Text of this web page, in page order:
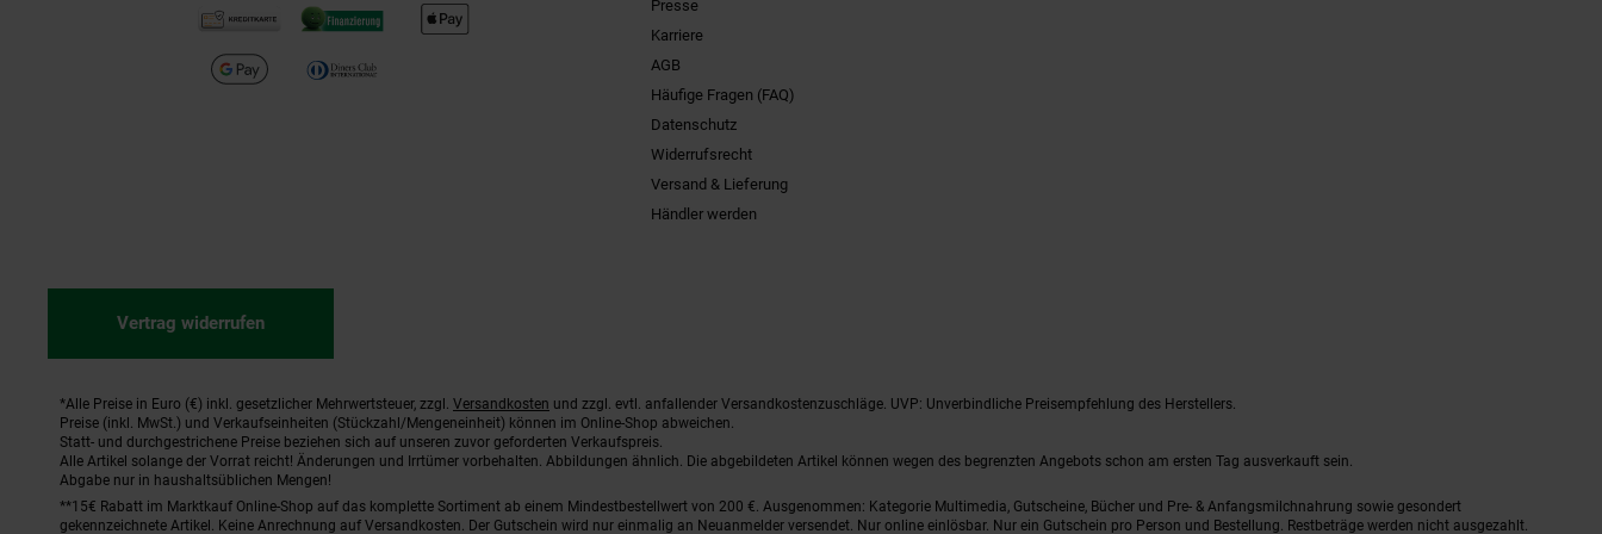
Presse
Karriere
AGB
Häufige Fragen (FAQ)
Datenschutz
Widerrufsrecht
Versand & Lieferung
Händler werden
Vertrag widerrufen
Fußnoten
*Alle Preise in Euro (€) inkl. gesetzlicher Mehrwertsteuer, zzgl. Versandkosten und zzgl. evtl. anfallender Versandkostenzuschläge. UVP: Unverbindliche Preisempfehlung des Herstellers.
Preise (inkl. MwSt.) und Verkaufseinheiten (Stückzahl/Mengeneinheit) können im Online-Shop abweichen.
Statt- und durchgestrichene Preise beziehen sich auf unseren zuvor geforderten Verkaufspreis.
Alle Artikel solange der Vorrat reicht! Änderungen und Irrtümer vorbehalten. Abbildungen ähnlich. Die abgebildeten Artikel können wegen des begrenzten Angebots schon am ersten Tag ausverkauft sein.
Abgabe nur in haushaltsüblichen Mengen!
**15€ Rabatt im Marktkauf Online-Shop auf das komplette Sortiment ab einem Mindestbestellwert von 200 €. Ausgenommen: Kategorie Multimedia, Gutscheine, Bücher und Pre- & Anfangsmilchnahrung sowie gesondert
gekennzeichnete Artikel. Keine Anrechnung auf Versandkosten. Der Gutschein wird nur einmalig an Neuanmelder versendet. Nur online einlösbar. Nur ein Gutschein pro Person und Bestellung. Restbeträge werden nicht ausgezahlt.